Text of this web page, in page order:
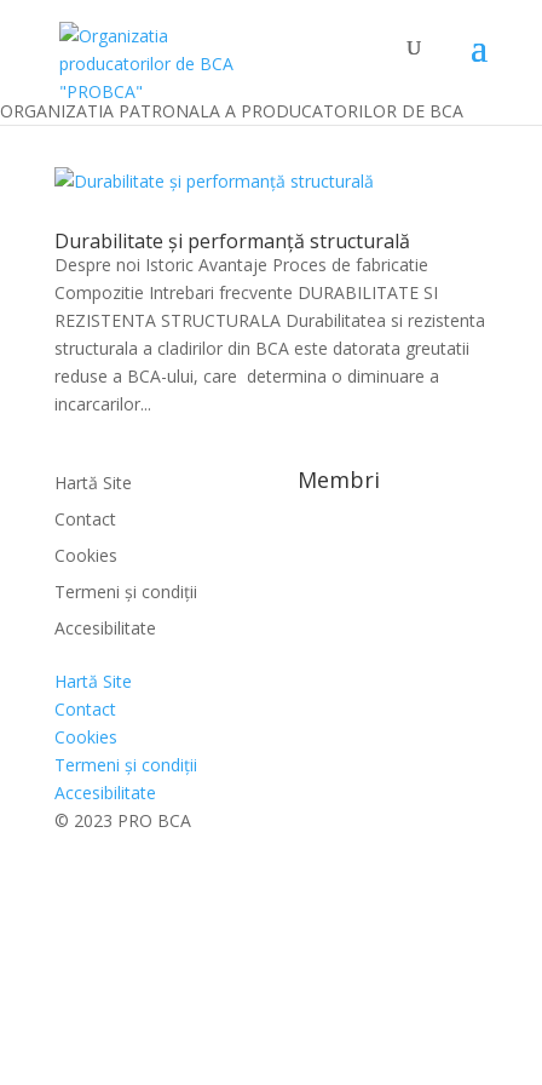
ORGANIZATIA PATRONALA A PRODUCATORILOR DE BCA
Durabilitate și performanță structurală
Despre noi Istoric Avantaje Proces de fabricatie
Compozitie Intrebari frecvente DURABILITATE SI
REZISTENTA STRUCTURALA Durabilitatea si rezistenta
structurala a cladirilor din BCA este datorata greutatii
reduse a BCA-ului, care determina o diminuare a
incarcarilor...
Hartă Site
Contact
Cookies
Termeni și condiții
Accesibilitate
Membri
Hartă Site
Contact
Cookies
Termeni și condiții
Accesibilitate
© 2023 PRO BCA